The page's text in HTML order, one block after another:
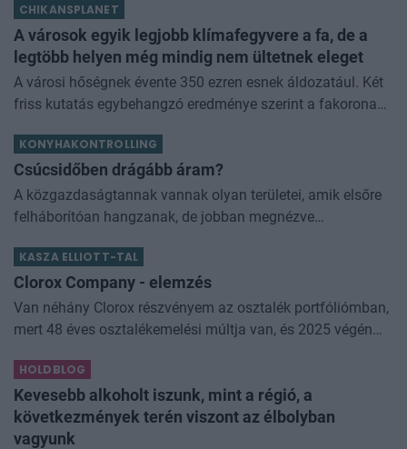
kamathoz képest. De arról sem s
CHIKANSPLANET
A városok egyik legjobb klímafegyvere a fa, de a
legtöbb helyen még mindig nem ültetnek eleget
A városi hőségnek évente 350 ezren esnek áldozatául. Két
friss kutatás egybehangzó eredménye szerint a fakorona
KONYHAKONTROLLING
Csúcsidőben drágább áram?
A közgazdaságtannak vannak olyan területei, amik elsőre
felháborítóan hangzanak, de jobban megnézve
némi kellemetlenséggel is járnak. Az
KASZA ELLIOTT-TAL
Clorox Company - elemzés
Van néhány Clorox részvényem az osztalék portfóliómban,
mert 48 éves osztalékemelési múltja van, és 2025 végén
dividend king-et. Azt
HOLDBLOG
Kevesebb alkoholt iszunk, mint a régió, a
következmények terén viszont az élbolyban
vagyunk